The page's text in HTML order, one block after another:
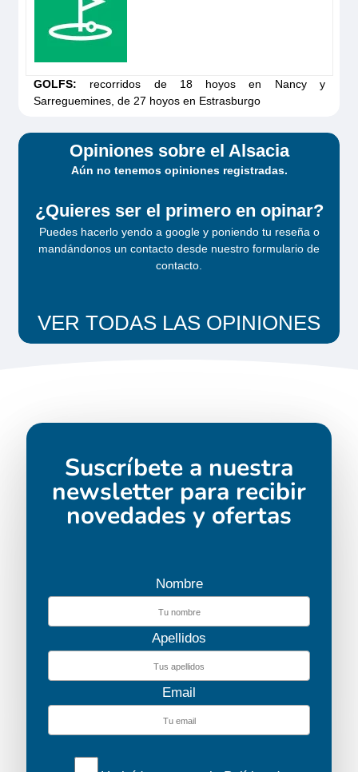
Dancer 4
Solicita tu
Solicita tu
Cygnet WHS
Descubre el barco
GOLFS: recorridos de 18 hoyos en Nancy y
Sarreguemines, de 27 hoyos en Estrasburgo
Opiniones sobre el Alsacia
Aún no tenemos opiniones registradas.
¿Quieres ser el primero en opinar?
Puedes hacerlo yendo a google y poniendo tu reseña o
mandándonos un contacto desde nuestro formulario de
contacto
VER TODAS LAS OPINIONES
Suscríbete a nuestra
newsletter para recibir
novedades y ofertas
Nombre
Apellidos
Email